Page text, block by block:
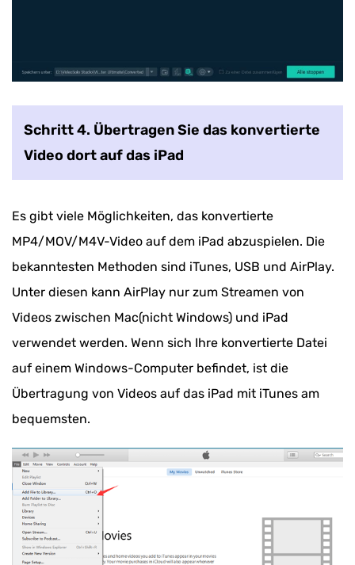
Schritt 4. Übertragen Sie das konvertierte
Video dort auf das iPad
Es gibt viele Möglichkeiten, das konvertierte
MP4/MOV/M4V-Video auf dem iPad abzuspielen. Die
bekanntesten Methoden sind iTunes, USB und AirPlay.
Unter diesen kann AirPlay nur zum Streamen von
Videos zwischen Mac(nicht Windows) und iPad
verwendet werden. Wenn sich Ihre konvertierte Datei
auf einem Windows-Computer befindet, ist die
Übertragung von Videos auf das iPad mit iTunes am
bequemsten.